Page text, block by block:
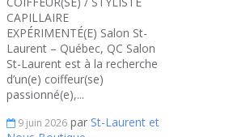
CAPILLAIRE
EXPÉRIMENTÉ(E) Salon St-
Laurent – Québec, QC Salon
St-Laurent est à la recherche
d’un(e) coiffeur(se)
passionné(e),...
9 juin 2026 par St-Laurent et